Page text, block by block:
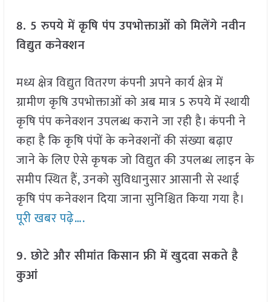
8. 5 रुपये में कृषि पंप उपभोक्ताओं को मिलेंगे नवीन
विद्युत कनेक्शन
मध्य क्षेत्र विद्युत वितरण कंपनी अपने कार्य क्षेत्र में
ग्रामीण कृषि उपभोक्ताओं को अब मात्र 5 रुपये में स्थायी
कृषि पंप कनेक्शन उपलब्ध कराने जा रही है। कंपनी ने
कहा है कि कृषि पंपों के कनेक्शनों की संख्या बढ़ाए
जाने के लिए ऐसे कृषक जो विद्युत की उपलब्ध लाइन के
समीप स्थित हैं, उनको सुविधानुसार आसानी से स्थाई
कृषि पंप कनेक्शन दिया जाना सुनिश्चित किया गया है।
पूरी खबर पढ़े….
9. छोटे और सीमांत किसान फ्री में खुदवा सकते है
कुआं